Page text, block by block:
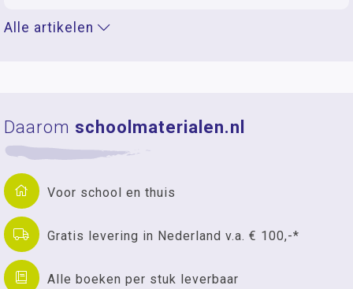
Alle artikelen
Daarom schoolmaterialen.nl
Voor school en thuis
Gratis levering in Nederland v.a. € 100,-*
Alle boeken per stuk leverbaar